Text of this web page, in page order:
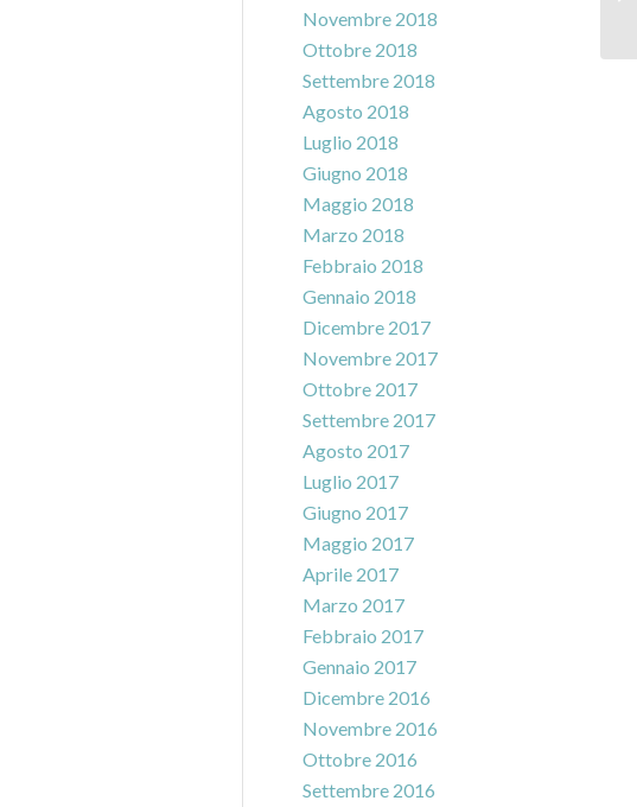
Novembre 2018
Ottobre 2018
Settembre 2018
Agosto 2018
Luglio 2018
Giugno 2018
Maggio 2018
Marzo 2018
Febbraio 2018
Gennaio 2018
Dicembre 2017
Novembre 2017
Ottobre 2017
Settembre 2017
Agosto 2017
Luglio 2017
Giugno 2017
Maggio 2017
Aprile 2017
Marzo 2017
Febbraio 2017
Gennaio 2017
Dicembre 2016
Novembre 2016
Ottobre 2016
Settembre 2016